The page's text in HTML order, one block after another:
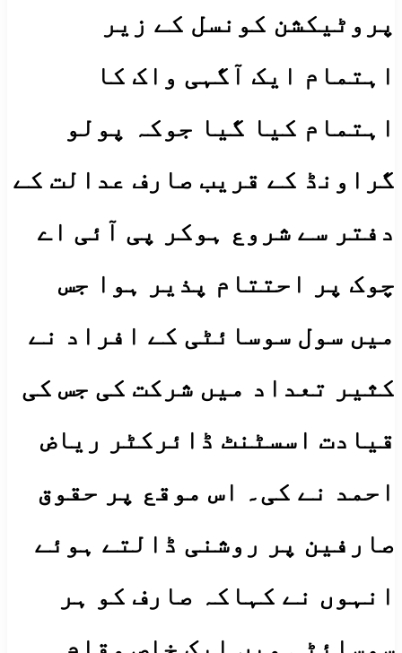
پروٹیکشن کونسل کے زیر
اہتمام ایک آگہی واک کا
اہتمام کیا گیا جوکہ پولو
گراونڈ کے قریب صارف عدالت کے
دفتر سے شروع ہوکر پی آئی اے
چوک پر احتتام پذیر ہوا جس
میں سول سوسائٹی کے افراد نے
کثیر تعداد میں شرکت کی جس کی
قیادت اسسٹنٹ ڈائرکٹر ریاض
احمد نے کی۔ اس موقع پر حقوق
صارفین پر روشنی ڈالتے ہوئے
انہوں نے کہاکہ صارف کو ہر